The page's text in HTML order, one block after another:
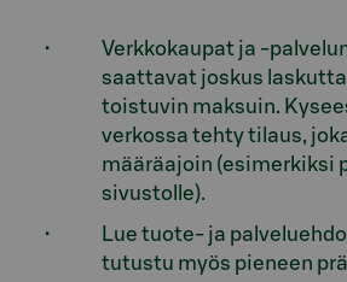
Verkkokaupat ja -
saattavat joskus
toistuvin maksuin.
verkossa tehty tilaus,
määräajoin (esimerkiksi
sivustolle).
Lue tuote- ja
tutustu myös pieneen